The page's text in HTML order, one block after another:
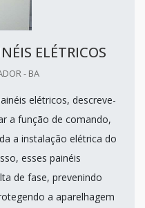
ELÉTRICOS
- BA
elétricos, descreve-
a função de comando,
a instalação elétrica do
esses painéis
de fase, prevenindo
a aparelhagem